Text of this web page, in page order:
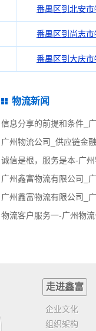
番禺区到北安市
番禺区到尚志市
番禺区到大庆市
物流新闻
信息分享的前提和条件_
广州物流公司_供应链金
诚信是根，服务是本-广
广州鑫富物流有限公司_
广州鑫富物流有限公司_
物流客户服务一-广州物流
走进鑫富
企业文化
组织架构